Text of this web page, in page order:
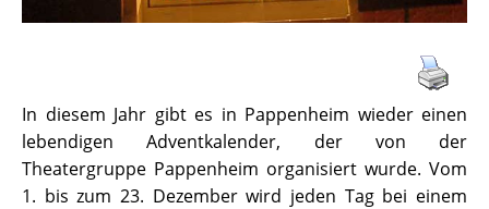
In diesem Jahr gibt es in Pappenheim wieder einen
lebendigen Adventkalender, der von der
Theatergruppe Pappenheim organisiert wurde. Vom
1. bis zum 23. Dezember wird jeden Tag bei einem